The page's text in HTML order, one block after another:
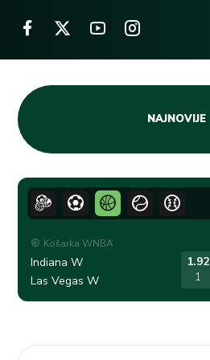
Skip
content
NAJNOVIJE
Košarka WNBA
Indiana W
Las Vegas W
1.92
1